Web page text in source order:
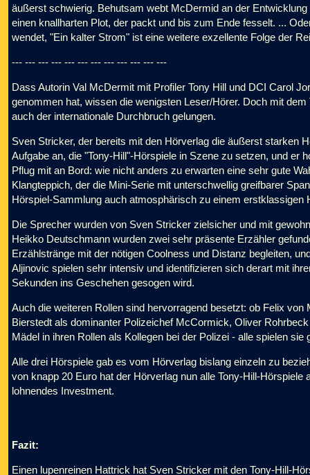
äußerst schwierig. Behutsam webt McDermid an der
einen knallharten Plot, der packt und bis zum Ende fesselt. ...
wendet, "Ein kalter Strom" ist eine weitere exzellente Folge der
--- --- --- --- --- --- --- --- --- --- --- ---
Dass Autorin Val McDermit mit Profiler Tony Hill und DCI Carol
genommen hat, wissen die wenigsten Leser/Hörer. Doch mit
auch der internationale Durchbruch gelungen.
Sven Stricker, der bereits mit den Hörverlag die äußerst starken
Aufgabe an, die "Tony-Hill"-Hörspiele in Szene zu setzen, und er
Pflug mit an Bord: wie nicht anders zu erwarten eine sehr gute
Klangteppich, der die Mini-Serie mit unterschwellig greifbarer
Hörspiel-Sammlung auch atmosphärisch zu einem erstklassigen
Die Sprecher wurden von Sven Stricker zielsicher und mit
Heikko Deutschmann wurden zwei sehr präsente Erzähler
Erzählstränge mit der nötigen Coolness und Distanz begleiten,
Aljinovic spielen sehr intensiv und identifizieren sich derart mit
Sekunden ins Geschehen gesogen wird.
Auch die weiteren Rollen sind hervorragend besetzt: ob Felix
Bierstedt als dominanter Polizeichef McCormick, Oliver
Mädel in ihren Rollen als Kollegen bei der Polizei - alle spielen
Alle drei Hörspiele gab es vom Hörverlag bislang einzeln zu
von knapp 20 Euro hat der Hörverlag nun alle Tony-Hill-
lohnendes Investment.
Fazit:
Einen lupenreinen Hattrick hat Sven Stricker mit den Tony-Hill-